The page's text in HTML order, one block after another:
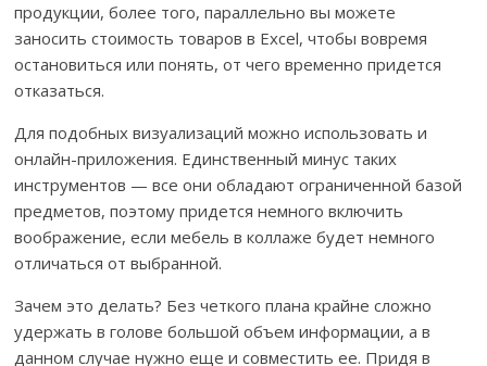
продукции, более того, параллельно вы можете
заносить стоимость товаров в Excel, чтобы вовремя
остановиться или понять, от чего временно придется
отказаться.
Для подобных визуализаций можно использовать и
онлайн-приложения. Единственный минус таких
инструментов — все они обладают ограниченной базой
предметов, поэтому придется немного включить
воображение, если мебель в коллаже будет немного
отличаться от выбранной.
Зачем это делать? Без четкого плана крайне сложно
удержать в голове большой объем информации, а в
данном случае нужно еще и совместить ее. Придя в